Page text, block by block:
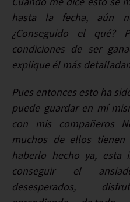
hasta la fecha, aún
¿Conseguido el qué?
condiciones de ser
explique él más
Pues entonces esto ha
puede guardar en mí
con mis compañeros
muchos de ellos
haberlo hecho ya, esta
conseguir el
desesperados,